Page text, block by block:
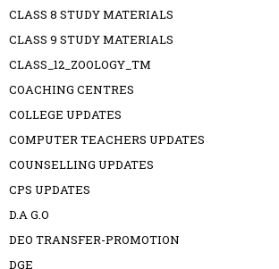
CLASS 8 STUDY MATERIALS
CLASS 9 STUDY MATERIALS
CLASS_12_ZOOLOGY_TM
COACHING CENTRES
COLLEGE UPDATES
COMPUTER TEACHERS UPDATES
COUNSELLING UPDATES
CPS UPDATES
D.A G.O
DEO TRANSFER-PROMOTION
DGE